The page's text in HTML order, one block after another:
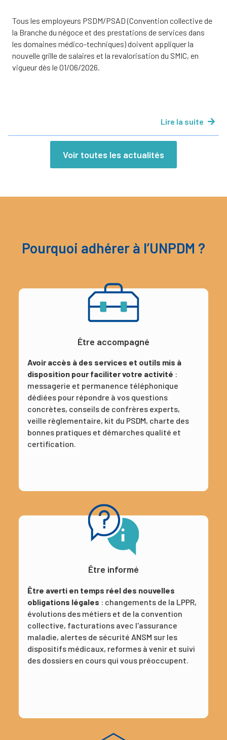
Tous les employeurs PSDM/PSAD (Convention collective de
la Branche du négoce et des prestations de services dans
les domaines médico-techniques) doivent appliquer la
nouvelle grille de salaires et la revalorisation du SMIC, en
vigueur dès le 01/06/2026.
Lire la suite
Voir toutes les actualités
Pourquoi adhérer à l’UNPDM ?
Être accompagné
Avoir accès à des services et outils mis à
disposition pour faciliter votre activité :
messagerie et permanence téléphonique
dédiées pour répondre à vos questions
concrètes, conseils de confrères experts,
veille règlementaire, kit du PSDM, charte des
bonnes pratiques et démarches qualité et
certification.
Être informé
Être averti en temps réel des nouvelles
obligations légales : changements de la LPPR,
évolutions des métiers et de la convention
collective, facturations avec l'assurance
maladie, alertes de sécurité ANSM sur les
dispositifs médicaux, reformes à venir et suivi
des dossiers en cours qui vous préoccupent.